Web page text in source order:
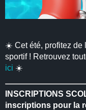
☀️ Cet été, profitez de
sportif ! Retrouvez
ici ☀️
INSCRIPTIONS
inscriptions pour la